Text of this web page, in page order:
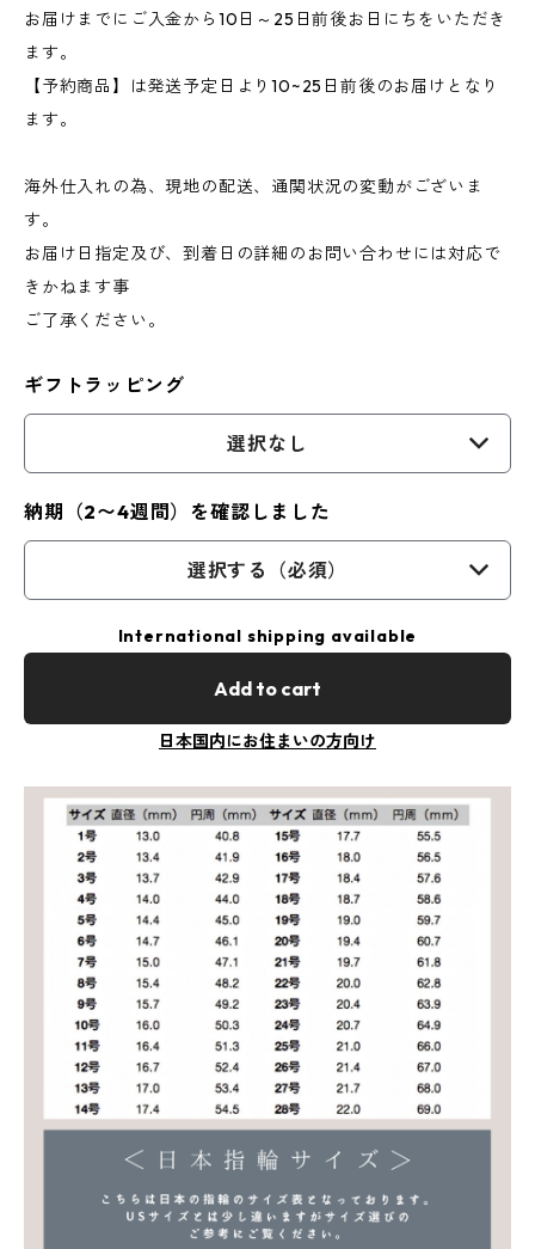
お届けまでにご入金から10日～25日前後お日にちをいただき
ます。
【予約商品】は発送予定日より10~25日前後のお届けとなり
ます。
海外仕入れの為、現地の配送、通関状況の変動がございま
す。
お届け日指定及び、到着日の詳細のお問い合わせには対応で
きかねます事
ご了承ください。
ギフトラッピング
選択なし
納期（2〜4週間）を確認しました
選択する（必須）
International shipping available
Add to cart
日本国内にお住まいの方向け